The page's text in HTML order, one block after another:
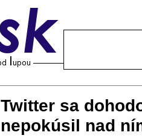
Twitter sa
nepokúsil nad